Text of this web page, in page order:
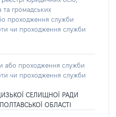
та громадських
проходження служби
чи проходження служби
або проходження служби
чи проходження служби
СЕЛИЩНОЇ РАДИ
ОБЛАСТІ